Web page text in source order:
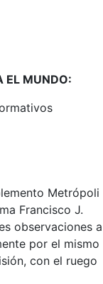
EL MUNDO:
Metrópoli
Francisco J.
observaciones a
por el mismo
con el ruego